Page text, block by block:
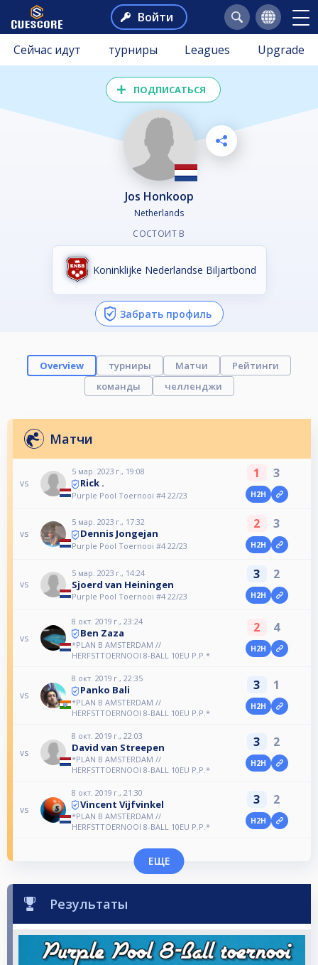
Войти
Сейчас идут турниры Leagues Upgrade
ПОДПИСАТЬСЯ
Jos Honkoop
Netherlands
СОСТОИТ В
Koninklijke Nederlandse Biljartbond
Забрать профиль
Overview турниры Матчи
Рейтинги
команды
челленджи
Матчи
vs
5 мар. 2023 г., 19:08
Rick .
Purple Pool Toernooi #4 22/23
1 3
H2H
vs
5 мар. 2023 г., 17:32
Dennis Jongejan
Purple Pool Toernooi #4 22/23
2 3
H2H
vs
5 мар. 2023 г., 14:24
Sjoerd van Heiningen
Purple Pool Toernooi #4 22/23
3 2
H2H
vs
8 окт. 2019 г., 23:24
Ben Zaza
*PLAN B AMSTERDAM //
HERFSTTOERNOOI 8-BALL 10EU P.P.*
2 4
H2H
vs
8 окт. 2019 г., 22:35
Panko Bali
*PLAN B AMSTERDAM //
HERFSTTOERNOOI 8-BALL 10EU P.P.*
3 1
H2H
vs
8 окт. 2019 г., 22:03
David van Streepen
*PLAN B AMSTERDAM //
HERFSTTOERNOOI 8-BALL 10EU P.P.*
3 2
H2H
vs
8 окт. 2019 г., 21:30
Vincent Vijfvinkel
*PLAN B AMSTERDAM //
HERFSTTOERNOOI 8-BALL 10EU P.P.*
3 2
H2H
ЕЩЕ
Результаты